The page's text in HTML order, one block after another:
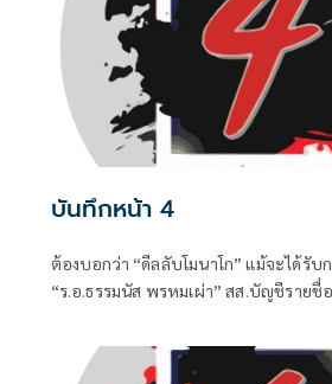
บันทึกหน้า 4
ต้องบอกว่า “ดีลลับโมนาโก” แม้จะได้รับ
“ร.อ.ธรรมนัส พรหมเผ่า” สส.บัญชีราย
รัฐมนตรี ที่ปัจจุบันรั้งเก้าอี้ที่ปรึกษาพรร
เมื่อมีควันย่อมมีไฟอย่างไรอย่างนั้น จึงท